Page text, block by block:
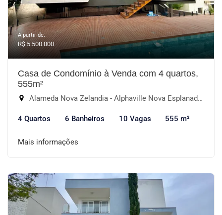
A partir de:
R$ 5.500.000
Casa de Condomínio à Venda com 4 quartos,
555m²
Alameda Nova Zelandia - Alphaville Nova Esplanada I, Votorantim-SP
4 Quartos 6 Banheiros 10 Vagas 555 m²
Mais informações